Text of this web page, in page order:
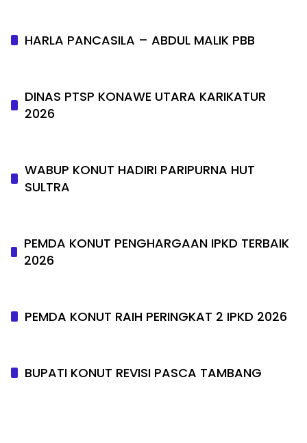
HARLA PANCASILA – ABDUL MALIK PBB
DINAS PTSP KONAWE UTARA KARIKATUR
2026
WABUP KONUT HADIRI PARIPURNA HUT
SULTRA
PEMDA KONUT PENGHARGAAN IPKD TERBAIK
2026
PEMDA KONUT RAIH PERINGKAT 2 IPKD 2026
BUPATI KONUT REVISI PASCA TAMBANG